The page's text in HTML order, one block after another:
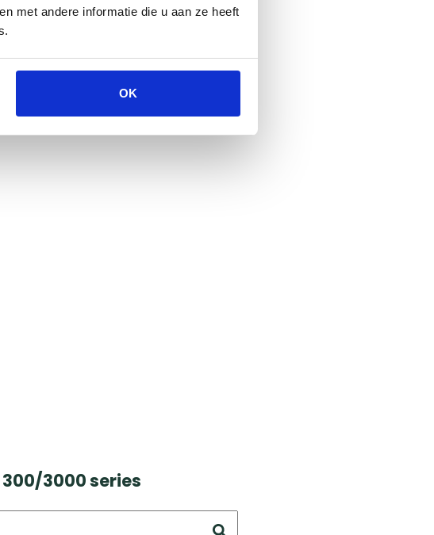
met andere informatie die u aan ze heeft
OK
3000 series